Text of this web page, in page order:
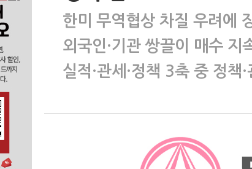
한미 무역협상 차질 우려에
외국인·기관 쌍끌이 매수 지
실적·관세·정책 3축 중 정책